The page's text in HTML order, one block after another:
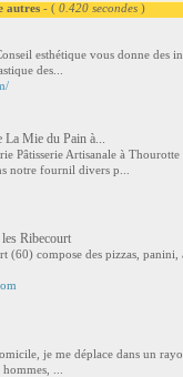
- ( 0.420 secondes )
esthétique vous donne des
des...
La Mie du Pain à...
Pâtisserie Artisanale à
notre fournil divers p...
Ribecourt
compose des pizzas, panini,
je me déplace dans un
...